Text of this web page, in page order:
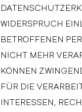
WIDERSPRUCH
BETROFFENEN
NICHT MEHR
KÖNNEN
FÜR DIE
INTERESSEN,